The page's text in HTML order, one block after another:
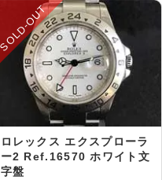
SOLD-OUT
ロレックス エクスプローラ
ー2 Ref.16570 ホワイト文
字盤